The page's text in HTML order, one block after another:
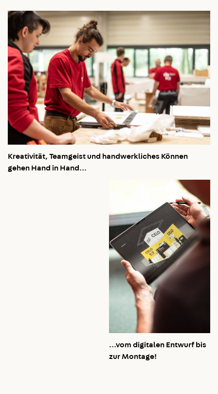
Kreativität, Teamgeist und handwerkliches Können
gehen Hand in Hand...
...vom digitalen Entwurf bis
zur Montage!